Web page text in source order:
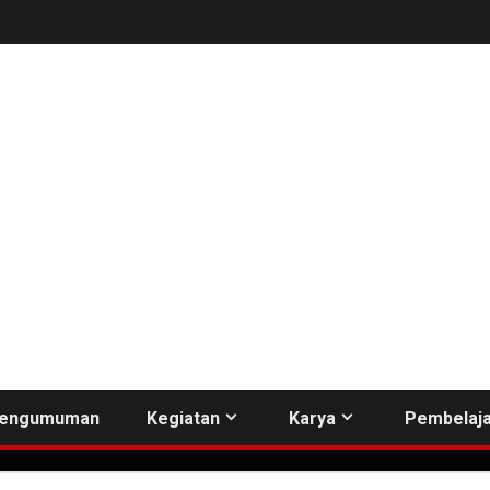
Kegiatan Karya